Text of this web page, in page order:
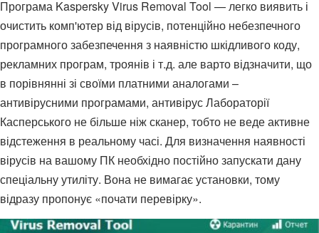
Програма Kaspersky Virus Removal Tool — легко виявить і
очистить комп'ютер від вірусів, потенційно небезпечного
програмного забезпечення з наявністю шкідливого коду,
рекламних програм, троянів і т.д. але варто відзначити, що
в порівнянні зі своїми платними аналогами –
антивірусними програмами, антивірус Лабораторії
Касперського не більше ніж сканер, тобто не веде активне
відстеження в реальному часі. Для визначення наявності
вірусів на вашому ПК необхідно постійно запускати дану
спеціальну утиліту. Вона не вимагає установки, тому
відразу пропонує «почати перевірку».